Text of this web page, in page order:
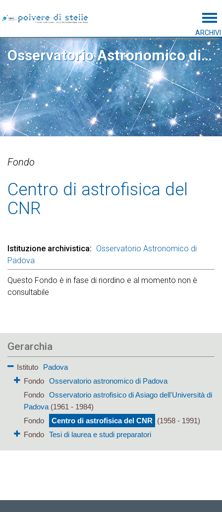
ARCHIVI
Osservatorio Astronomico di Padova
Fondo
Centro di astrofisica del
CNR
Istituzione archivistica
Osservatorio Astronomico di
Padova
Questo Fondo è in fase di riordino e al momento non è
consultabile
Gerarchia
Istituto
Padova
Fondo
Osservatorio astronomico di Padova
Fondo
Osservatorio astrofisico di Asiago dell'Università di
Padova(1961 - 1984)
Fondo
Centro di astrofisica del CNR
(1958 - 1991)
Fondo
Tesi di laurea e studi preparatori